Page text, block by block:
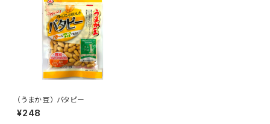
（うまか豆） バタピー
¥248